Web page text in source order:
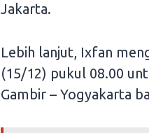
Jakarta.
Lebih lanjut, Ixfan
(15/12) pukul 08.00
Gambir – Yogyakarta